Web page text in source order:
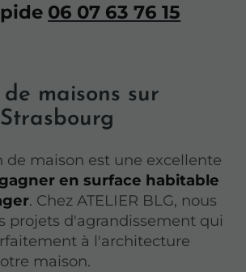
06 07 63 76 15
maisons sur
de maison est une excellente
en surface habitable
. Chez ATELIER BLG, nous
projets d'agrandissement qui
à l'architecture
maison.